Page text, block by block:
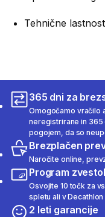
Tehnične
365 dni za
Omogočamo vračilo
neregistrirane in
pogojem, da so
Brezplačen
Naročite online,
Program
Osvojite 10 točk za
spletu ali v Decathlon
2 leti garancije